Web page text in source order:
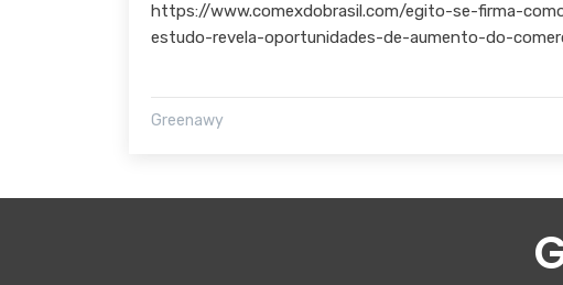
https://www.comexdobrasil.com/egito-se-firma-
estudo-revela-oportunidades-de-aumento-do-
Greenawy